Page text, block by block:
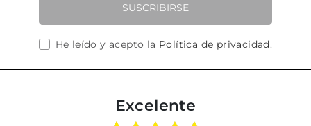
SUSCRIBIRSE
He leído y acepto la Política de privacidad.
Excelente